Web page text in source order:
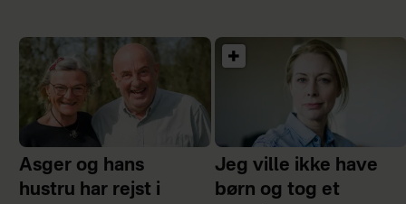
Asger og hans
hustru har rejst i
Jeg ville ikke have
børn og tog et